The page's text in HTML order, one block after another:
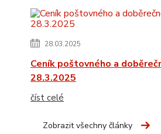
28.03.2025
Ceník poštovného a
28.3.2025
číst celé
Zobrazit všechny články